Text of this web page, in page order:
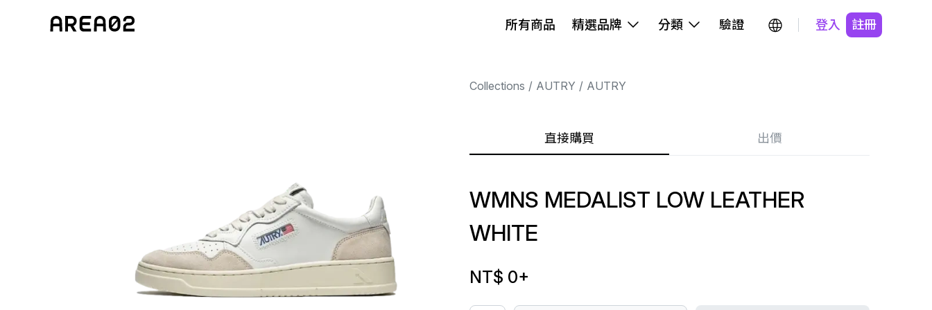
所有商品 精選品牌 分類 驗證 登入 註冊
Collections AUTRY AUTRY
直接購買 出價
WMNS MEDALIST LOW LEATHER
WHITE
NT$ 0+